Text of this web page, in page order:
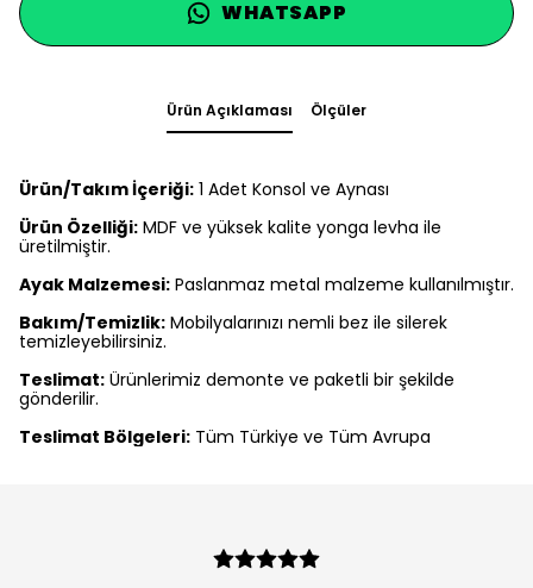
WHATSAPP
Ürün Açıklaması Ölçüler
Ürün/Takım İçeriği: 1 Adet Konsol ve Aynası
Ürün Özelliği: MDF ve yüksek kalite yonga levha ile
üretilmiştir.
Ayak Malzemesi: Paslanmaz metal malzeme kullanılmıştır.
Bakım/Temizlik: Mobilyalarınızı nemli bez ile silerek
temizleyebilirsiniz.
Teslimat: Ürünlerimiz demonte ve paketli bir şekilde
gönderilir.
Teslimat Bölgeleri: Tüm Türkiye ve Tüm Avrupa